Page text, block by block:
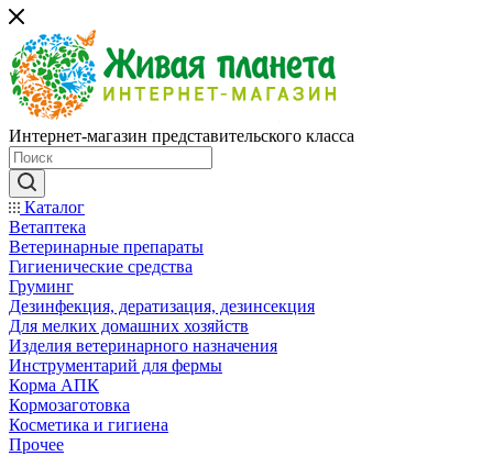
Интернет-магазин представительского класса
Каталог
Ветаптека
Ветеринарные препараты
Гигиенические средства
Груминг
Дезинфекция, дератизация, дезинсекция
Для мелких домашних хозяйств
Изделия ветеринарного назначения
Инструментарий для фермы
Корма АПК
Кормозаготовка
Косметика и гигиена
Прочее